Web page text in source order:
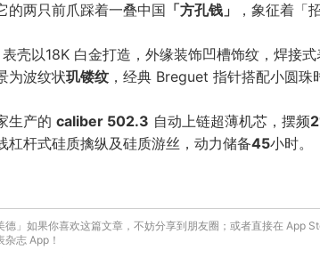
的两只前爪踩着一叠中国 「方孔钱」 ，象征着「
表壳以18K 白金打造，外缘装饰凹槽饰纹，焊接
为波纹状玑镂纹 ，经典 Breguet 指针搭配小圆珠
生产的 caliber 502.3 自动上链超薄机芯，摆频
杠杆式硅质擒纵及硅质游丝，动力储备45小时。
德」如果你喜欢这篇文章，不妨分享到朋友圈；或者直接在 App
杂志 App！